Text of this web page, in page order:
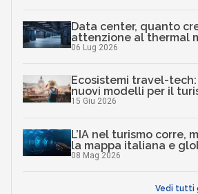
Data center, quanto
attenzione al thermal
06 Lug 2026
Ecosistemi travel-
nuovi modelli per il
15 Giu 2026
L’IA nel turismo corre,
la mappa italiana e
08 Mag 2026
Vedi tutti